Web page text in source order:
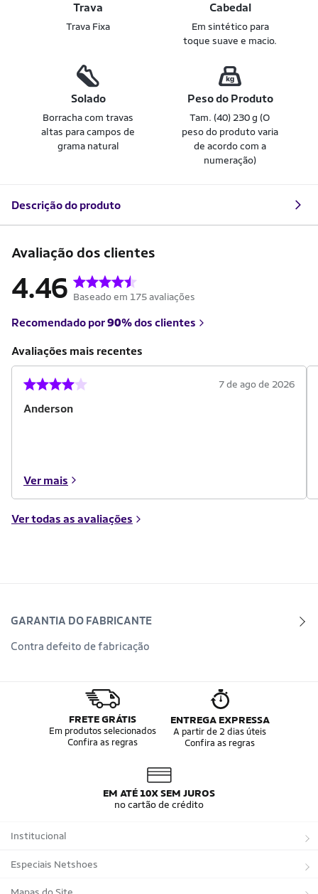
Trava
Trava Fixa
Cabedal
Em sintético para
toque suave e macio.
Solado
Borracha com travas
altas para campos de
grama natural
Peso do Produto
Tam. (40) 230 g (O
peso do produto varia
de acordo com a
numeração)
Descrição do produto
Avaliação dos clientes
4.46 Baseado em 175 avaliações
Recomendado por90%dos clientes
Avaliações mais recentes
Anderson
7 de ago de 2026
Ver mais
Ver todas as avaliações
GARANTIA DO FABRICANTE
Contra defeito de fabricação
FRETE GRÁTIS
Em produtos selecionados
Confira as regras
ENTREGA EXPRESSA
A partir de 2 dias úteis
Confira as regras
EM ATÉ 10X SEM JUROS
no cartão de crédito
Institucional
Sobre a Netshoes
Política de Privacidade
Especiais Netshoes
Suplementos
Mapas do Site